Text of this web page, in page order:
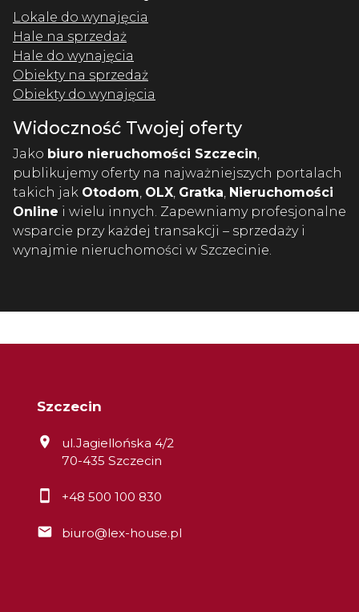
Lokale do wynajęcia
Hale na sprzedaż
Hale do wynajęcia
Obiekty na sprzedaż
Obiekty do wynajęcia
Widoczność Twojej oferty
Jako biuro nieruchomości Szczecin
publikujemy oferty na najważniejszych portalach
takich jak Otodom OLX Gratka Nieruchomości
Online i wielu innych. Zapewniamy profesjonalne
wsparcie przy każdej transakcji – sprzedaży i
wynajmie nieruchomości w Szczecinie.
Szczecin
ul.Jagiellońska 4/2
70-435 Szczecin
+48 500 100 830
biuro@lex-house.pl